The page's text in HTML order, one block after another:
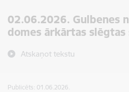
02.06.2026. Gulbenes
domes ārkārtas slēgtas
Atskaņot tekstu
Publicēts: 01.06.2026.